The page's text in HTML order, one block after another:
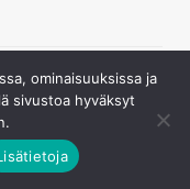
ominaisuuksissa ja
sivustoa hyväksyt